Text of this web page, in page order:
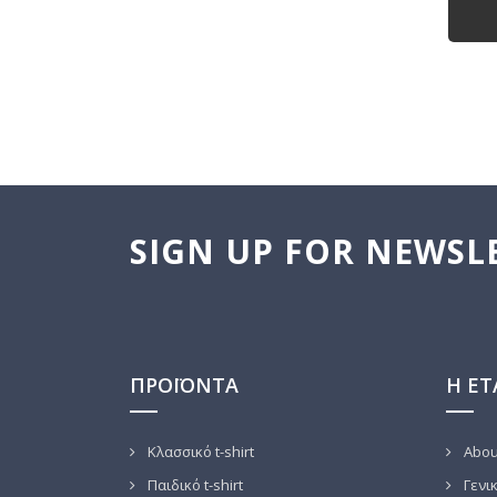
SIGN UP FOR
ΠΡΟΪΌΝΤΑ
Κλασσικό t-shirt
Παιδικό t-shirt
Η